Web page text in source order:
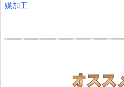
媒加工